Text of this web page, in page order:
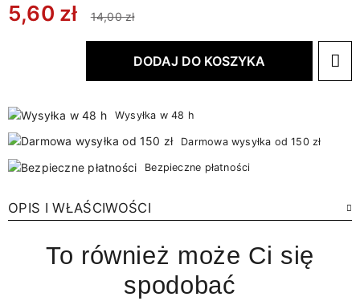
5,60 zł 14,00 zł
DODAJ DO KOSZYKA
Wysyłka w 48 h
Darmowa wysyłka od 150 zł
Bezpieczne płatności
OPIS I WŁAŚCIWOŚCI
To również może Ci się
spodobać